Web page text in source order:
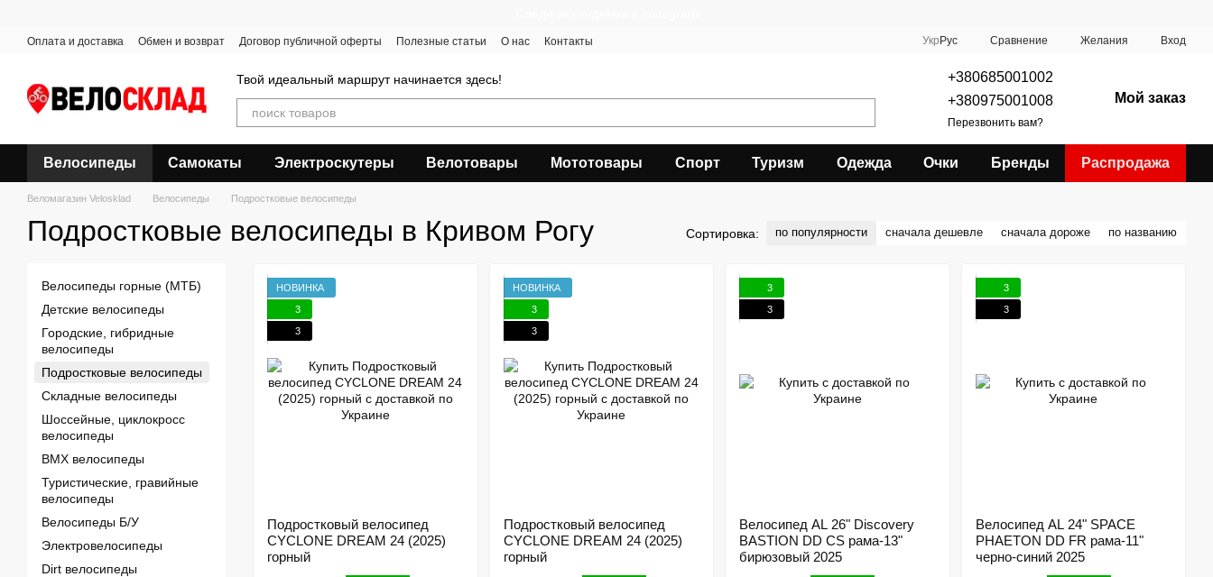
Оплата и доставка Обмен и возврат Договор публичной оферты Полезные статьи О нас Контакты Укр Рус Сравнение Желания Вход
Твой идеальный маршрут начинается здесь!
+380685001002
+380975001008
Перезвонить вам?
Мой заказ
Велосипеды Самокаты Электроскутеры Велотовары Мототовары Спорт Туризм Одежда Очки Бренды Распродажа
Веломагазин Velosklad Велосипеды Подростковые велосипеды
Подростковые велосипеды в Кривом Рогу Сортировка: по популярности сначала дешевле сначала дороже по названию
НОВИНКА
3
3
Подростковый велосипед
CYCLONE DREAM 24 (2025)
горный
НОВИНКА
3
3
Подростковый велосипед
CYCLONE DREAM 24 (2025)
горный
3
3
Велосипед AL 26" Discovery
BASTION DD CS рама-13"
бирюзовый 2025
3
3
Велосипед AL 24" SPACE
PHAETON DD FR рама-11"
черно-синий 2025
Велосипеды горные (МТБ)
Детские велосипеды
Городские, гибридные
велосипеды
Подростковые велосипеды
Складные велосипеды
Шоссейные, циклокросс
велосипеды
BMX велосипеды
Туристические, гравийные
велосипеды
Велосипеды Б/У
Электровелосипеды
Dirt велосипеды